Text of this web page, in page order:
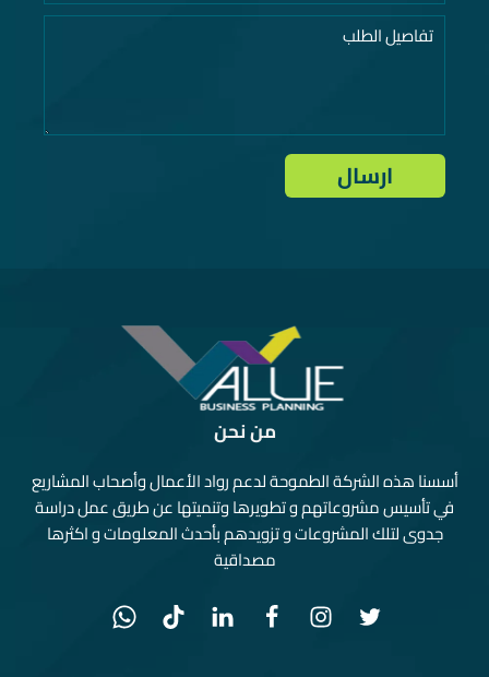
من نحن
أسسنا هذه الشركة الطموحة لدعم رواد الأعمال وأصحاب المشاريع
في تأسيس مشروعاتهم و تطويرها وتنميتها عن طريق عمل دراسة
جدوى لتلك المشروعات و تزويدهم بأحدث المعلومات و اكثرها
مصداقية